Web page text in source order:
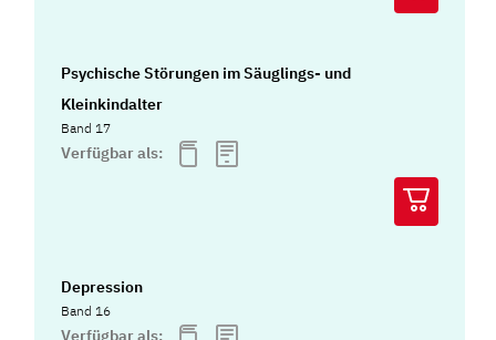
Psychische Störungen im Säuglings- und
Kleinkindalter
Band 17
Verfügbar als:
Depression
Band 16
Verfügbar als: